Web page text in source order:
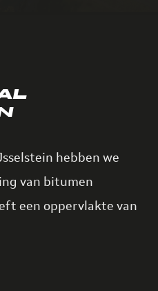
hebben we
van bitumen
een oppervlakte van